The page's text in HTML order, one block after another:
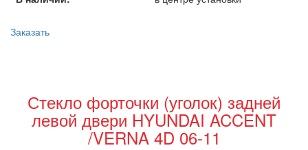
Заказать
Стекло форточки (уголок) задней
левой двери HYUNDAI ACCENT
/VERNA 4D 06-11